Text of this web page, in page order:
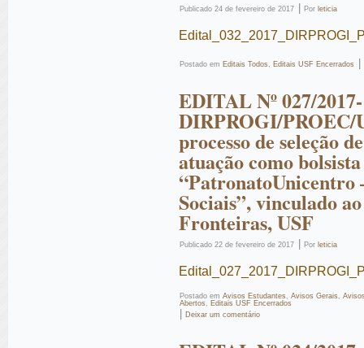
Publicado 24 de fevereiro de 2017 Por leticia
Postado em Editais Todos , Editais USF Encerrados
EDITAL Nº 027/2017-
DIRPROGI/
processo de seleção
atuação como
“PatronatoUnicentro
Sociais”, vinculado
Fronteiras, USF
Publicado 22 de fevereiro de 2017 Por leticia
Postado em Avisos Estudantes , Avisos Gerais ,
Abertos , Editais USF Encerrados
Deixar um comentário